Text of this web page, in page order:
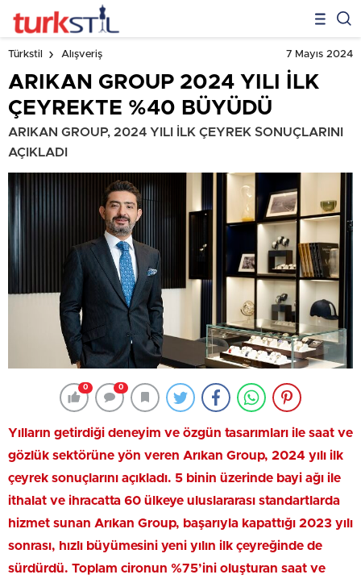
Türkstil Alışveriş 7 Mayıs 2024
ARIKAN GROUP 2024 YILI İLK
ÇEYREKTE %40 BÜYÜDÜ
ARIKAN GROUP, 2024 YILI İLK ÇEYREK SONUÇLARINI
AÇIKLADI
0 0
Yılların getirdiği deneyim ve özgün tasarımları ile saat ve
gözlük sektörüne yön veren Arıkan Group, 2024 yılı ilk
çeyrek sonuçlarını açıkladı. 5 binin üzerinde bayi ağı ile
ithalat ve ihracatta 60 ülkeye uluslararası standartlarda
hizmet sunan Arıkan Group, başarıyla kapattığı 2023 yılı
sonrası, hızlı büyümesini yeni yılın ilk çeyreğinde de
sürdürdü. Toplam cironun %75’ini oluşturan saat ve